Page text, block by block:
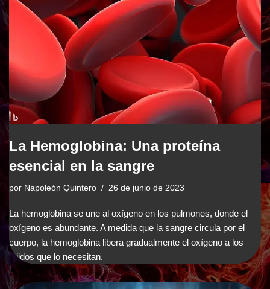
La Hemoglobina: Una proteína
esencial en la sangre
por Napoleón Quintero 26 de junio de 2023
La hemoglobina se une al oxígeno en los pulmones, donde el
oxígeno es abundante. A medida que la sangre circula por el
cuerpo, la hemoglobina libera gradualmente el oxígeno a los
tejidos que lo necesitan.